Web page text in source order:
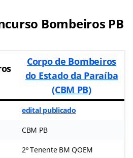
Bombeiros PB
Corpo de Bombeiros
do Estado da Paraíba
(CBM PB)
edital publicado
CBM PB
2º Tenente BM QOEM